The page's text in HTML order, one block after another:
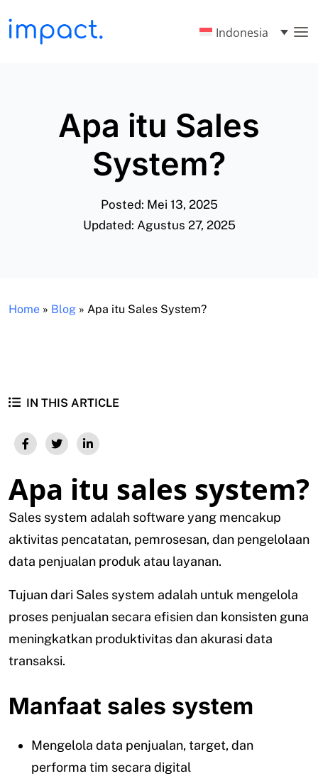
Indonesia
Apa itu Sales
System?
Posted: Mei 13, 2025
Updated: Agustus 27, 2025
Home » Blog » Apa itu Sales System?
IN THIS ARTICLE
Apa itu sales system?
Sales system adalah software yang mencakup
aktivitas pencatatan, pemrosesan, dan pengelolaan
data penjualan produk atau layanan.
Tujuan dari Sales system adalah untuk mengelola
proses penjualan secara efisien dan konsisten guna
meningkatkan produktivitas dan akurasi data
transaksi.
Manfaat sales system
Mengelola data penjualan, target, dan
performa tim secara digital